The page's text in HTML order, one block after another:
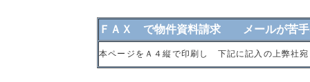
ＦＡＸ で物件資料請求 メールが苦手
本ページをＡ４縦で印刷し 下記に記入の上弊